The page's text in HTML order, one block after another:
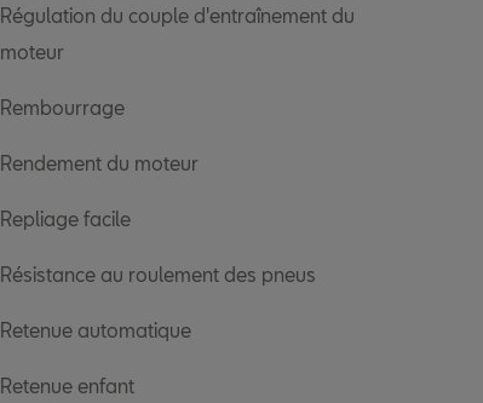
Régulation du couple d'entraînement du
moteur
Rembourrage
Rendement du moteur
Repliage facile
Résistance au roulement des pneus
Retenue automatique
Retenue enfant